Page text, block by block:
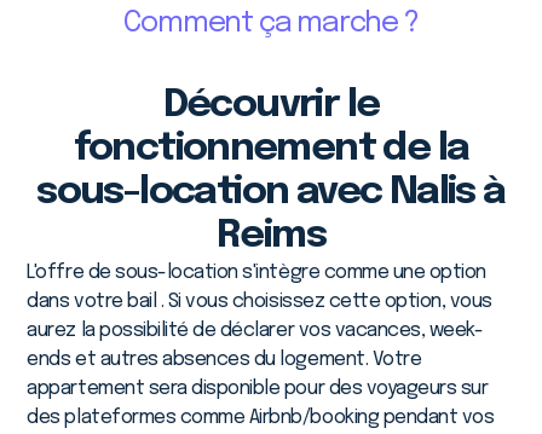
Comment ça marche ?
Découvrir le
fonctionnement de la
sous-location avec Nalis à
Reims
L'offre de sous-location s'intègre comme une option
dans votre bail . Si vous choisissez cette option, vous
aurez la possibilité de déclarer vos vacances, week-
ends et autres absences du logement. Votre
appartement sera disponible pour des voyageurs sur
des plateformes comme Airbnb/booking pendant vos